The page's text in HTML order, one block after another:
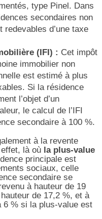
type Pinel. Dans
secondaires non
d’une taxe
(IFI) : Cet impôt
immobilier non
est estimé à plus
Si la résidence
l’objet d’un
le calcul de l’IFI
secondaire à 100 %.
à la revente
là où la plus-value
principale est
sociaux, celle
secondaire se
à hauteur de 19
de 17,2 %, et à
6 % si la plus-value est